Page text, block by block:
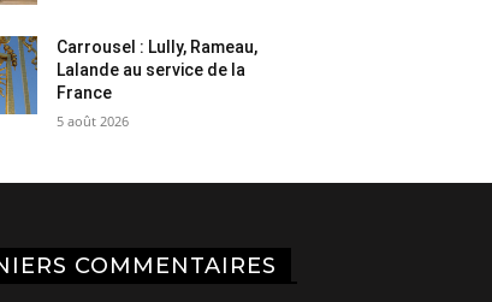
Carrousel : Lully, Rameau,
Lalande au service de la
France
5 août 2026
COMMENTAIRES